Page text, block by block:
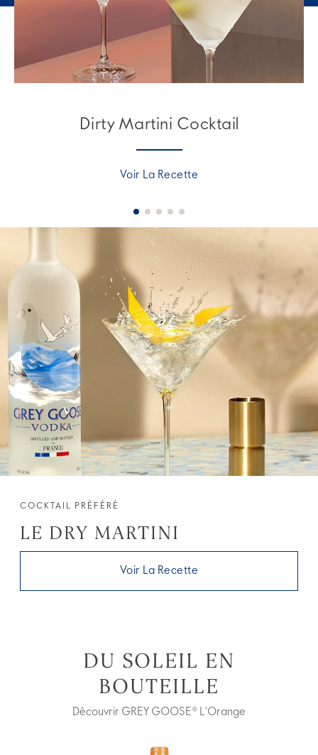
Dirty Martini Cocktail
Voir La Recette
COCKTAIL PRÉFÉRÉ
LE DRY MARTINI
Voir La Recette
DU SOLEIL EN
BOUTEILLE
Découvrir GREY GOOSE® L’Orange